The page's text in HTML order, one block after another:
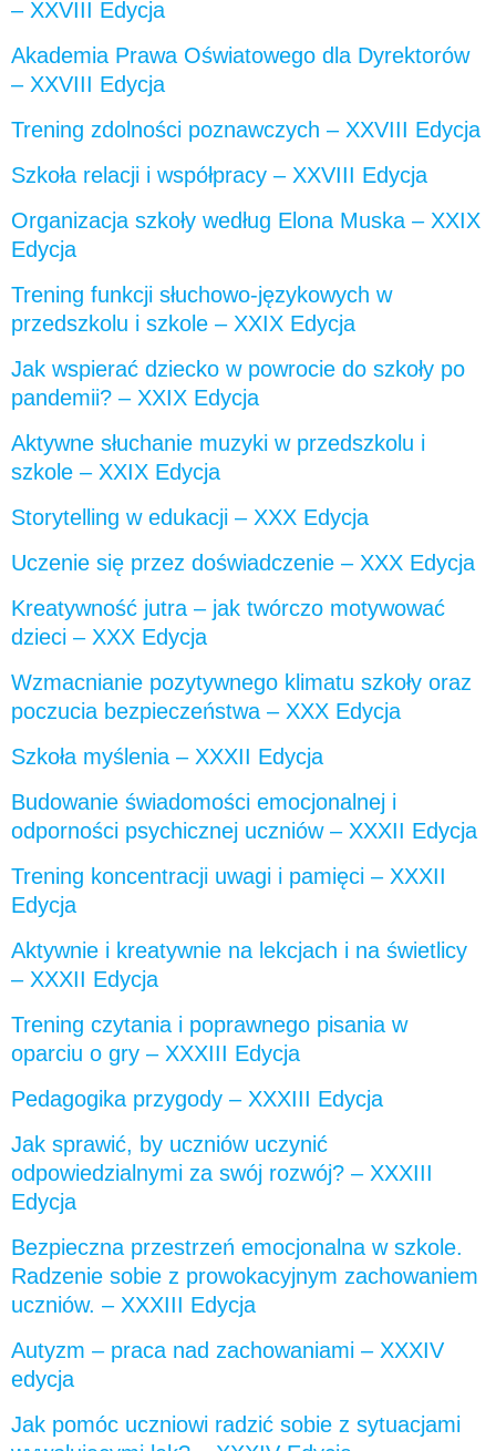
– XXVIII Edycja
Akademia Prawa Oświatowego dla Dyrektorów
– XXVIII Edycja
Trening zdolności poznawczych – XXVIII Edycja
Szkoła relacji i współpracy – XXVIII Edycja
Organizacja szkoły według Elona Muska – XXIX
Edycja
Trening funkcji słuchowo-językowych w
przedszkolu i szkole – XXIX Edycja
Jak wspierać dziecko w powrocie do szkoły po
pandemii? – XXIX Edycja
Aktywne słuchanie muzyki w przedszkolu i
szkole – XXIX Edycja
Storytelling w edukacji – XXX Edycja
Uczenie się przez doświadczenie – XXX Edycja
Kreatywność jutra – jak twórczo motywować
dzieci – XXX Edycja
Wzmacnianie pozytywnego klimatu szkoły oraz
poczucia bezpieczeństwa – XXX Edycja
Szkoła myślenia – XXXII Edycja
Budowanie świadomości emocjonalnej i
odporności psychicznej uczniów – XXXII Edycja
Trening koncentracji uwagi i pamięci – XXXII
Edycja
Aktywnie i kreatywnie na lekcjach i na świetlicy
– XXXII Edycja
Trening czytania i poprawnego pisania w
oparciu o gry – XXXIII Edycja
Pedagogika przygody – XXXIII Edycja
Jak sprawić, by uczniów uczynić
odpowiedzialnymi za swój rozwój? – XXXIII
Edycja
Bezpieczna przestrzeń emocjonalna w szkole.
Radzenie sobie z prowokacyjnym zachowaniem
uczniów. – XXXIII Edycja
Autyzm – praca nad zachowaniami – XXXIV
edycja
Jak pomóc uczniowi radzić sobie z sytuacjami